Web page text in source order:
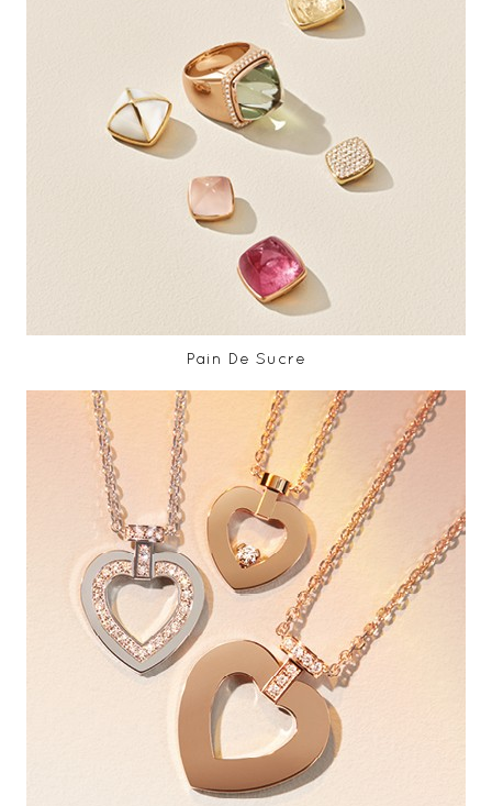
Pain De Sucre